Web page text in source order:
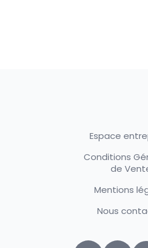
Espace
Conditions
de
Mentions
Nous